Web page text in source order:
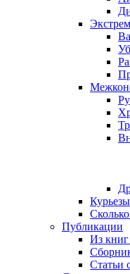
Курьезы
Публикации
Из
Статьи